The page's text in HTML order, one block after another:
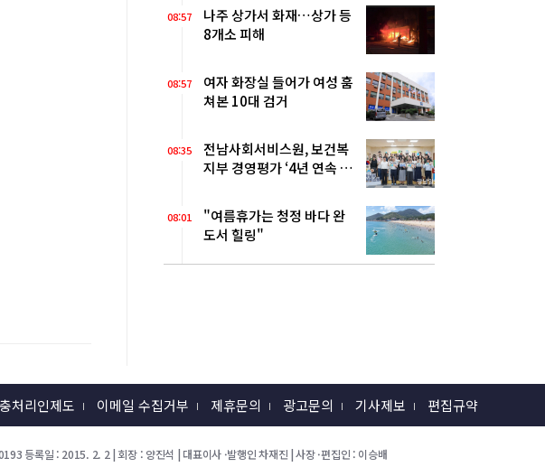
08:57
나주 상가서 화재…상가 등
8개소 피해
08:57
여자 화장실 들어가 여성 훔
쳐본 10대 검거
08:35
전남사회서비스원, 보건복
지부 경영평가 ‘4년 연속 A
08:01
"여름휴가는 청정 바다 완
도서 힐링"
처리인제도 이메일 수집거부 제휴문의 광고문의 기사제보 편집규약
등록일 : 2015. 2. 2 | 회장 : 양진석 | 대표이사 ·발행인 차재진 | 사장 ·편집인 : 이승배